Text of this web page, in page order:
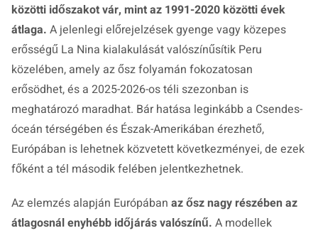
közötti időszakot vár, mint az 1991-2020 közötti évek
átlaga. A jelenlegi előrejelzések gyenge vagy közepes
erősségű La Nina kialakulását valószínűsítik Peru
közelében, amely az ősz folyamán fokozatosan
erősödhet, és a 2025-2026-os téli szezonban is
meghatározó maradhat. Bár hatása leginkább a Csendes-
óceán térségében és Észak-Amerikában érezhető,
Európában is lehetnek közvetett következményei, de ezek
főként a tél második felében jelentkezhetnek.
Az elemzés alapján Európában az ősz nagy részében az
átlagosnál enyhébb időjárás valószínű. A modellek